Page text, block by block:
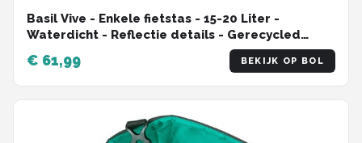
Basil Vive - Enkele fietstas - 15-20 Liter -
Waterdicht - Reflectie details - Gerecycled
materiaal - MIK Hooks - Incl. laptopvak -
rood/roze
€ 61,99 BEKIJK OP BOL